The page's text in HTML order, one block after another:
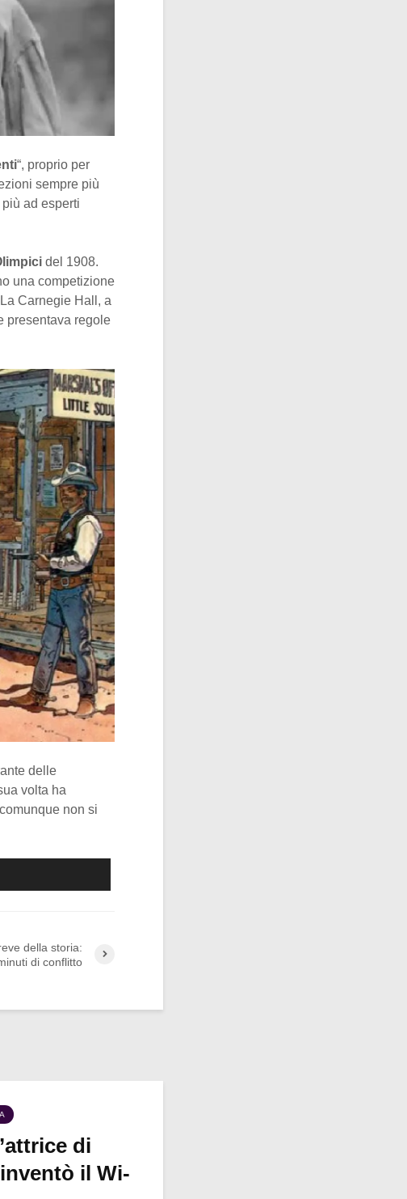
“, proprio per
sempre più
ad esperti
del 1908.
una competizione
Carnegie Hall, a
presentava regole
delle
volta ha
non si
della storia:
di conflitto
di
il Wi-